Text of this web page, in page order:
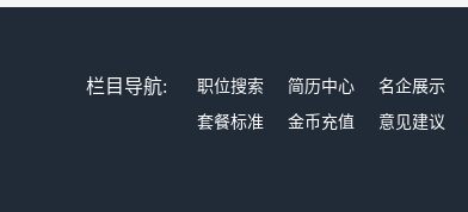
栏目导航: 职位搜索 简历中心 名企展示
套餐标准
金币充值 意见建议